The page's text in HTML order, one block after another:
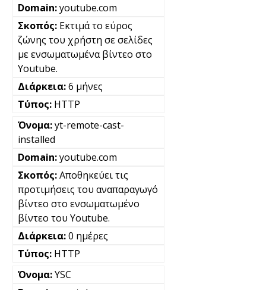
youtube.com
Εκτιμά το εύρος
ζώνης του χρήστη σε σελίδες
με ενσωματωμένα βίντεο στο
Youtube.
6 μήνες
HTTP
yt-remote-cast-
installed
youtube.com
Αποθηκεύει τις
προτιμήσεις του αναπαραγωγό
βίντεο στο ενσωματωμένο
βίντεο του Youtube.
0 ημέρες
HTTP
YSC